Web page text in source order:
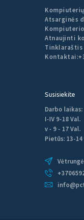
Atsarginės
Atnaujinti
Tinklaraštis
Kontaktai:
Susisiekite
Darbo laikas:
I-IV 9-18 Val.
v - 9 - 17 Val.
Pietūs: 13-14